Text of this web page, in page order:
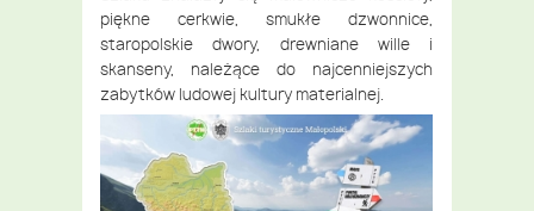
piękne cerkwie, smukłe dzwonnice,
staropolskie dwory, drewniane wille i
skanseny, należące do najcenniejszych
zabytków ludowej kultury materialnej.